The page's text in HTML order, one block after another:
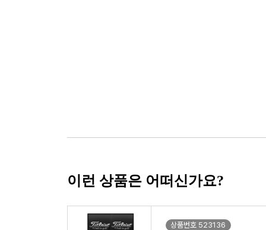
이런 상품은 어떠신가요?
상품번호 523136